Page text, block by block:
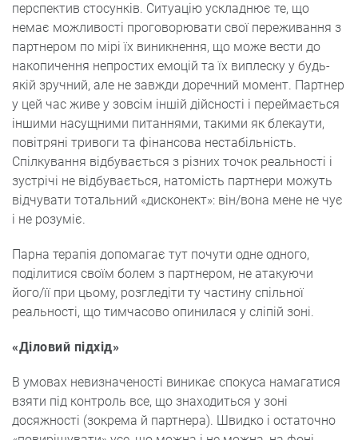
перспектив стосунків. Ситуацію ускладнює те, що
немає можливості проговорювати свої переживання з
партнером по мірі їх виникнення, що може вести до
накопичення непростих емоцій та їх виплеску у будь-
якій зручний, але не завжди доречний момент. Партнер
у цей час живе у зовсім іншій дійсності і переймається
іншими насущними питаннями, такими як блекаути,
повітряні тривоги та фінансова нестабільність.
Спілкування відбувається з різних точок реальності і
зустрічі не відбувається, натомість партнери можуть
відчувати тотальний «дисконект»: він/вона мене не чує
і не розуміє.
Парна терапія допомагає тут почути одне одного,
поділитися своїм болем з партнером, не атакуючи
його/її при цьому, розгледіти ту частину спільної
реальності, що тимчасово опинилася у сліпій зоні.
«Діловий підхід»
В умовах невизначеності виникає спокуса намагатися
взяти під контроль все, що знаходиться у зоні
досяжності (зокрема й партнера). Швидко і остаточно